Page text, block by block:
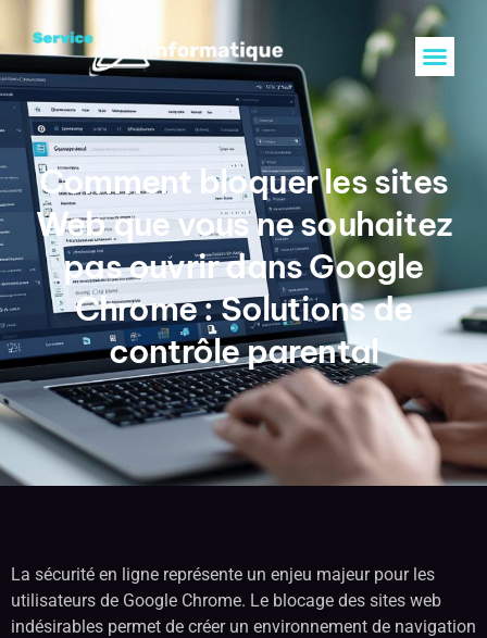
Comment bloquer les sites
Web que vous ne souhaitez
pas ouvrir dans Google
Chrome : Solutions de
contrôle parental
La sécurité en ligne représente un enjeu majeur pour les
utilisateurs de Google Chrome. Le blocage des sites web
indésirables permet de créer un environnement de navigation